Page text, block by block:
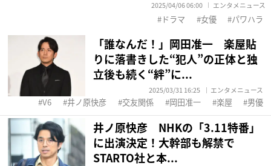
2025/04/06 06:00 エンタメニュース
ドラマ 女優 パワハラ
「誰なんだ！」岡田准一 楽屋貼
りに落書きした“犯人”の正体と独
立後も続く“絆”に...
2025/03/31 16:25 エンタメニュース
V6 井ノ原快彦 交友関係 岡田准一 楽屋 男優
井ノ原快彦 NHKの「3.11特番」
に出演決定！大幹部も解禁で
STARTO社と本...